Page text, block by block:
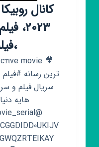
کانال
ترین رسانه
سریال فیلم و
هایه